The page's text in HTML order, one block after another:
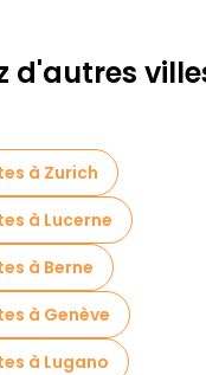
d'autres
à Zurich
à Lucerne
à Berne
à Genève
à Lugano